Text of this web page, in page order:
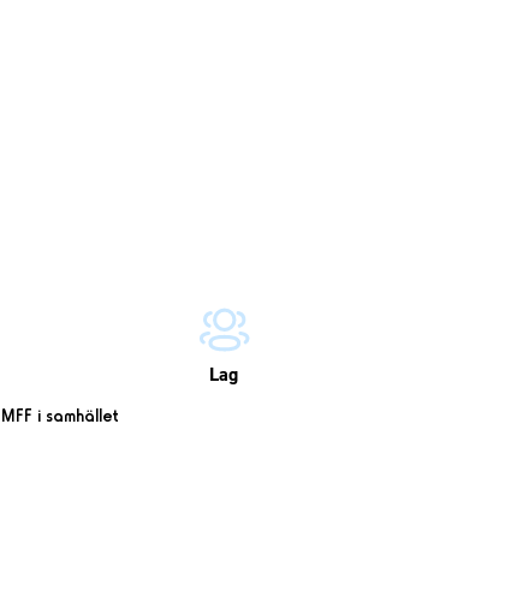
Lag
MFF i samhället